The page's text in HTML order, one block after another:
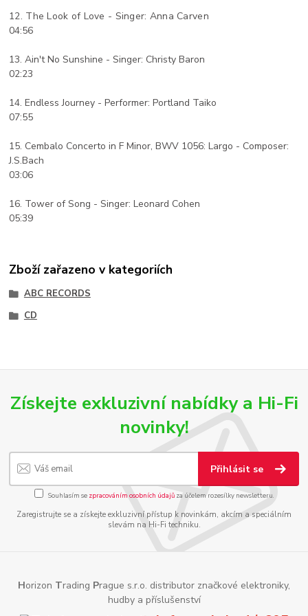
12. The Look of Love - Singer: Anna Carven
04:56
13. Ain't No Sunshine - Singer: Christy Baron
02:23
14. Endless Journey - Performer: Portland Taiko
07:55
15. Cembalo Concerto in F Minor, BWV 1056: Largo - Composer:
J.S.Bach
03:06
16. Tower of Song - Singer: Leonard Cohen
05:39
Zboží zařazeno v kategoriích
ABC RECORDS
CD
Získejte exkluzivní nabídky a Hi-Fi
novinky!
Přihlásit se
Souhlasím se zpracováním osobních údajůza účelem rozesílky newsletteru.
Zaregistrujte se a získejte exkluzivní přístup k novinkám, akcím a speciálním
slevám na Hi-Fi techniku.
Horizon Trading Prague s.r.o. distributor značkové elektroniky,
hudby a příslušenství